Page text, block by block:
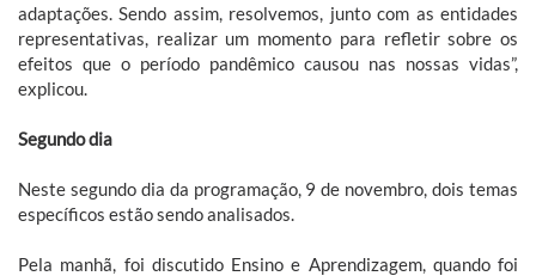
adaptações. Sendo assim, resolvemos, junto com as entidades
representativas, realizar um momento para refletir sobre os
efeitos que o período pandêmico causou nas nossas vidas”,
explicou.
Segundo dia
Neste segundo dia da programação, 9 de novembro, dois temas
específicos estão sendo analisados.
Pela manhã, foi discutido Ensino e Aprendizagem, quando foi